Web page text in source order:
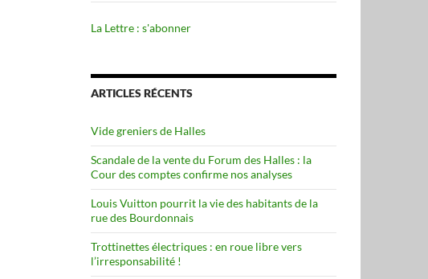
La Lettre : s'abonner
ARTICLES RÉCENTS
Vide greniers de Halles
Scandale de la vente du Forum des Halles : la
Cour des comptes confirme nos analyses
Louis Vuitton pourrit la vie des habitants de la
rue des Bourdonnais
Trottinettes électriques : en roue libre vers
l’irresponsabilité !